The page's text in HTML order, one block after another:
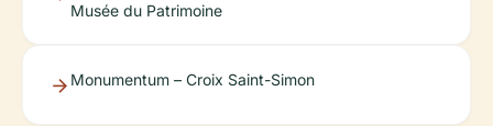
Musée du Patrimoine
Monumentum – Croix Saint-Simon